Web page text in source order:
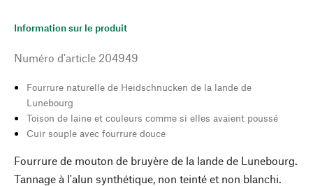
Information sur le produit
Numéro d'article 204949
Fourrure naturelle de Heidschnucken de la lande de
Lunebourg
Toison de laine et couleurs comme si elles avaient poussé
Cuir souple avec fourrure douce
Fourrure de mouton de bruyère de la lande de Lunebourg.
Tannage à l'alun synthétique, non teinté et non blanchi.